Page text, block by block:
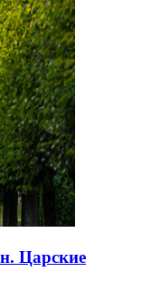
Царские